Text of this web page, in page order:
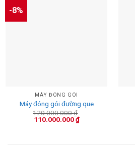
-8%
MÁY ĐÓNG GÓI
Máy đóng gói đường que
120.000.000₫
Giá
110.000.000₫Giá
hiện